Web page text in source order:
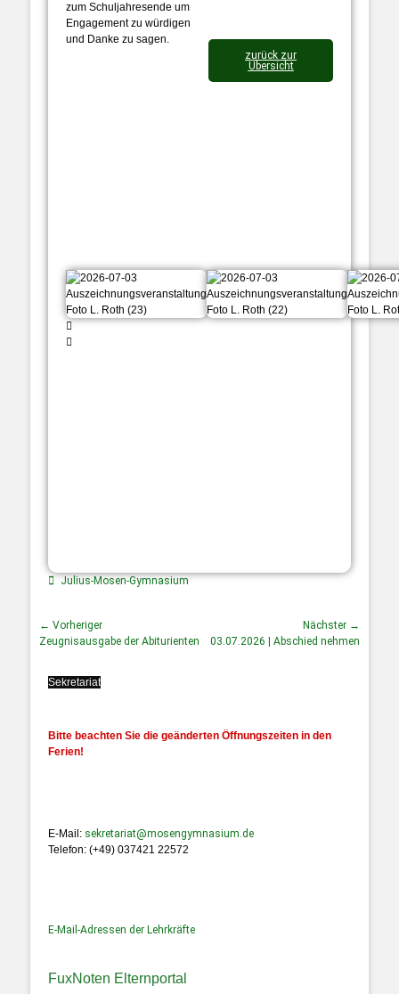
zum Schuljahresende um
Engagement zu würdigen
und Danke zu sagen.
zurück zur
Übersicht
Julius-Mosen-Gymnasium
← Vorheriger
Zeugnisausgabe der Abiturienten
Nächster →
03.07.2026 | Abschied nehmen
Sekretariat
Bitte beachten Sie die geänderten Öffnungszeiten in den
Ferien!
E-Mail: sekretariat@mosengymnasium.de
Telefon: (+49) 037421 22572
E-Mail-Adressen der Lehrkräfte
FuxNoten Elternportal